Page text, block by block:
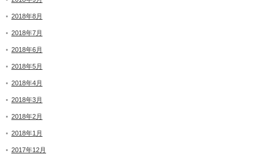
2018年8月
2018年7月
2018年6月
2018年5月
2018年4月
2018年3月
2018年2月
2018年1月
2017年12月